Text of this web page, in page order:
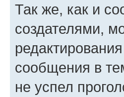
Так же, как и
создателями,
сообщения в
не успел